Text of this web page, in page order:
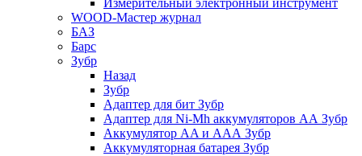
Измерительный электронный инструмент
WOOD-Мастер журнал
БАЗ
Барс
Зубр
Назад
Зубр
Адаптер для бит Зубр
Адаптер для Ni-Mh аккумуляторов АА Зубр
Аккумулятор AA и ААА Зубр
Аккумуляторная батарея Зубр